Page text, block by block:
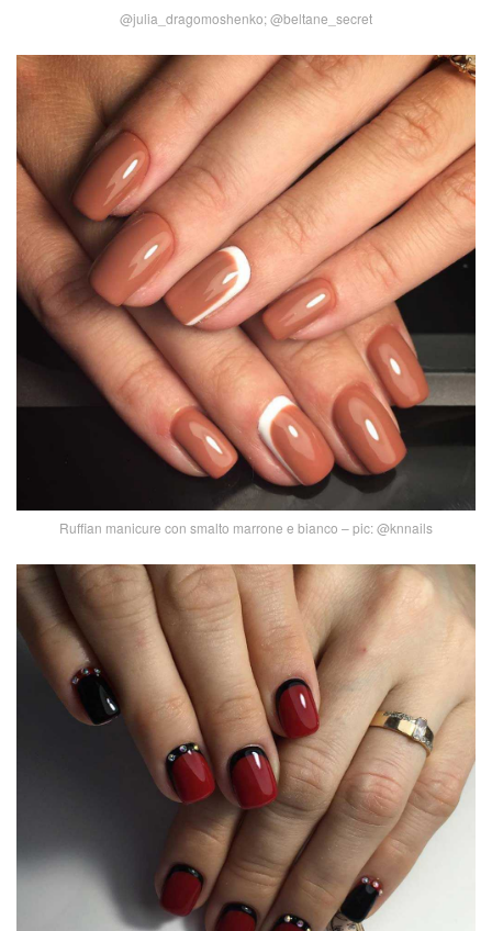
@julia_dragomoshenko; @beltane_secret
Ruffian manicure con smalto marrone e bianco – pic: @knnails